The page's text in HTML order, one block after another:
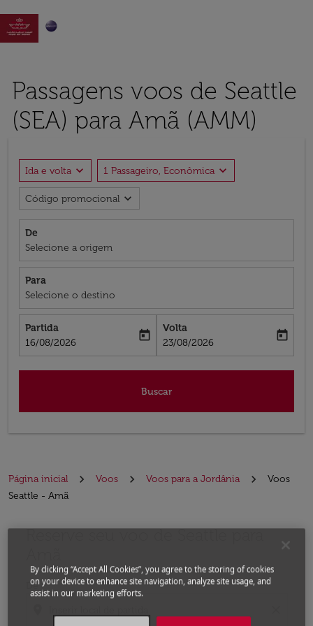

Passagens voos de Seattle
(SEA) para Amã (AMM)
Ida e volta expand_more 1 Passageiro, Econômica expand_more
Código promocional expand_more
De
Selecione a origem
Para
Selecione o destino
Partida
fc-booking-departure-date-aria-label
16/08/2026
today
Volta
fc-booking-return-date-aria-label
23/08/2026
today
Buscar
Página inicial Voos Voos para a Jordânia
Voos
Seattle - Amã
Reserve seu voo de Seattle para
De
Experimente atualizar a rota (partida e/ou destino)
By clicking “Accept All Cookies”, you agree to the storing of cookies
on your device to enhance site navigation, analyze site usage, and
assist in our marketing efforts.